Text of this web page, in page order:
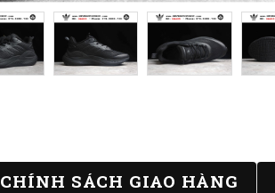
CHÍNH SÁCH GIAO HÀNG